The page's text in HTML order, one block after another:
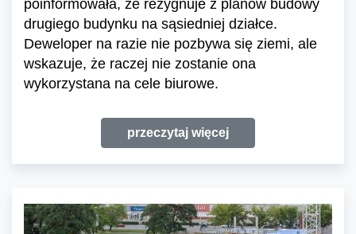
poinformowała, że rezygnuje z planów budowy
drugiego budynku na sąsiedniej działce.
Deweloper na razie nie pozbywa się ziemi, ale
wskazuje, że raczej nie zostanie ona
wykorzystana na cele biurowe.
przeczytaj więcej